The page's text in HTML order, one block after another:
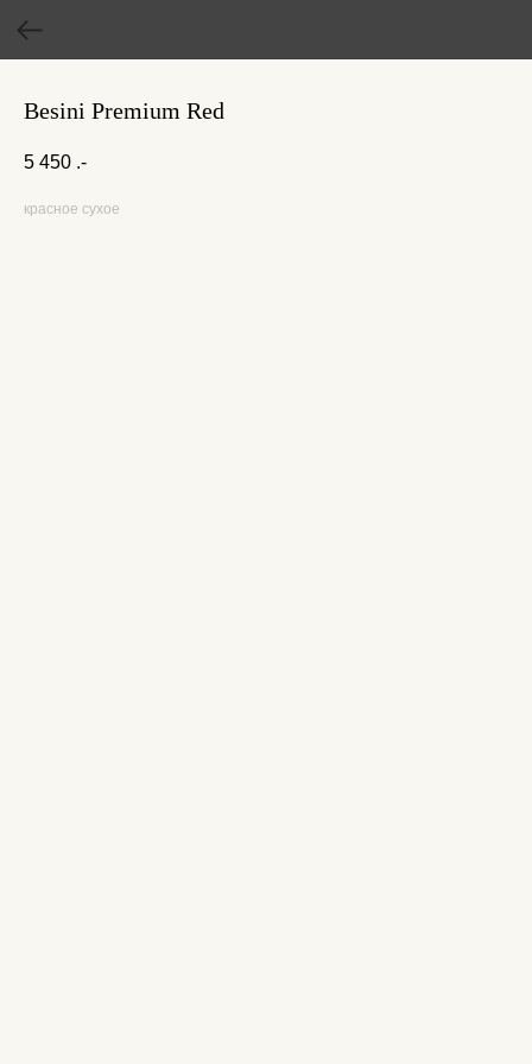
Besini Premium Red
5 450 .-
красное сухое